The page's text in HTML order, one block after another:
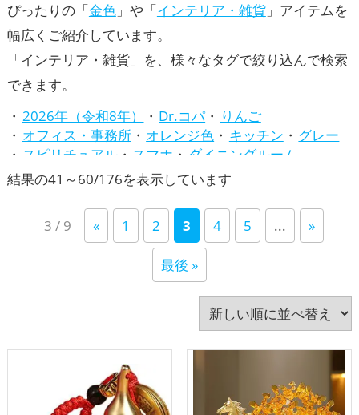
ぴったりの「金色」や「インテリア・雑貨」アイテムを
幅広くご紹介しています。
「インテリア・雑貨」を、様々なタグで絞り込んで検索
できます。
2026年（令和8年）
Dr.コパ
りんご
オフィス・事務所
オレンジ色 キッチン
グレー
スピリチュアル
スマホ
ダイニングルーム
トイレ
バスルーム パワースポット
ファッション開運術
七福神
兎・卯年（うどし）
八卦鏡（八角形の鏡）ミラー
占い
四神（四獣）・五神獣
寝室
心理学
招き猫
梟(ふくろう)
水色
白色 神社仏閣
紫色
紺色
緑色 美容 茶色
蛇・巳年（みどし）
赤色 金色
風水・家相
飲食店 馬・午年（うまどし）
黄色
龍・辰年（たつどし）
結果の41～60/176を表示しています新
3 / 9 « 1 2 3 4 5 ... »
最後 »